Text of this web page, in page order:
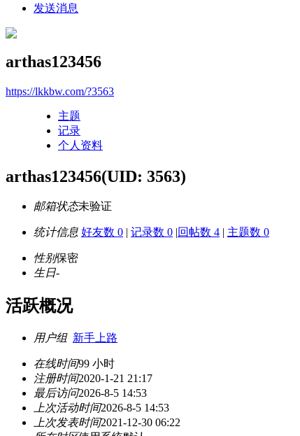
发送消息
arthas123456
https://lkkbw.com/?3563
主题
记录
个人资料
arthas123456(UID: 3563)
邮箱状态未验证
统计信息 好友数 0 | 记录数 0 |回帖数 4 | 主题数 0
性别保密
生日-
活跃概况
用户组 新手上路
在线时间99 小时
注册时间2020-1-21 21:17
最后访问2026-8-5 14:53
上次活动时间2026-8-5 14:53
上次发表时间2021-12-30 06:22